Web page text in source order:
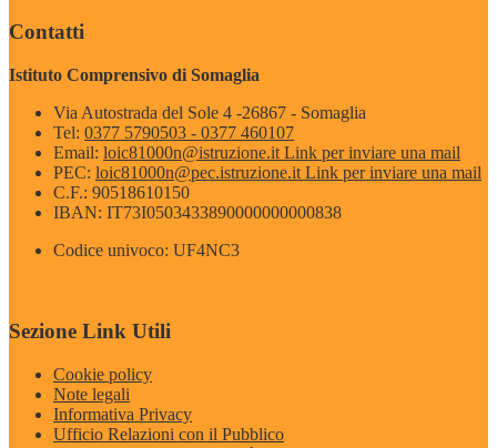
Contatti
Istituto Comprensivo di Somaglia
Via Autostrada del Sole 4 -26867 - Somaglia
Tel: 0377 5790503 - 0377 460107
Email: loic81000n@istruzione.it Link per inviare una mail
PEC: loic81000n@pec.istruzione.it Link per inviare una mail
C.F.: 90518610150
IBAN: IT73I0503433890000000000838
Codice univoco: UF4NC3
Sezione Link Utili
Cookie policy
Note legali
Informativa Privacy
Ufficio Relazioni con il Pubblico